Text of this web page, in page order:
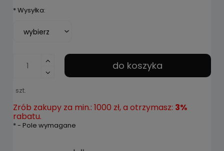
*Wysyłka:
szt.
do koszyka
Zrób zakupy za min.: 1000 zł, a otrzymasz: 3%
rabatu.
*- Pole wymagane